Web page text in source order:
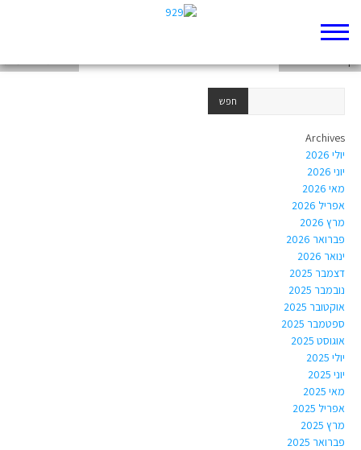
Archives
יולי 2026
יוני 2026
מאי 2026
אפריל 2026
מרץ 2026
פברואר 2026
ינואר 2026
דצמבר 2025
נובמבר 2025
אוקטובר 2025
ספטמבר 2025
אוגוסט 2025
יולי 2025
יוני 2025
מאי 2025
אפריל 2025
מרץ 2025
פברואר 2025